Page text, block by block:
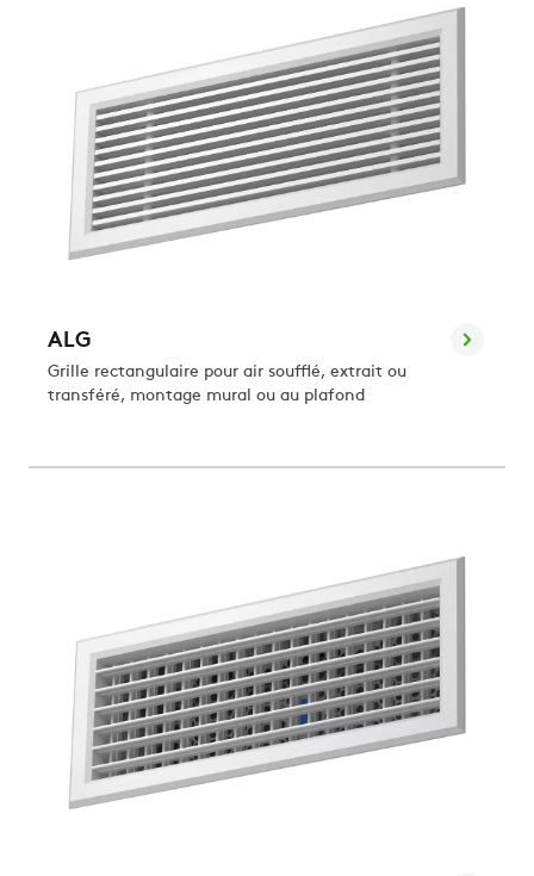
ALG
Grille rectangulaire pour air soufflé, extrait ou
transféré, montage mural ou au plafond